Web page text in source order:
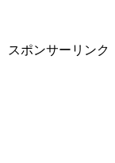
スポンサーリンク